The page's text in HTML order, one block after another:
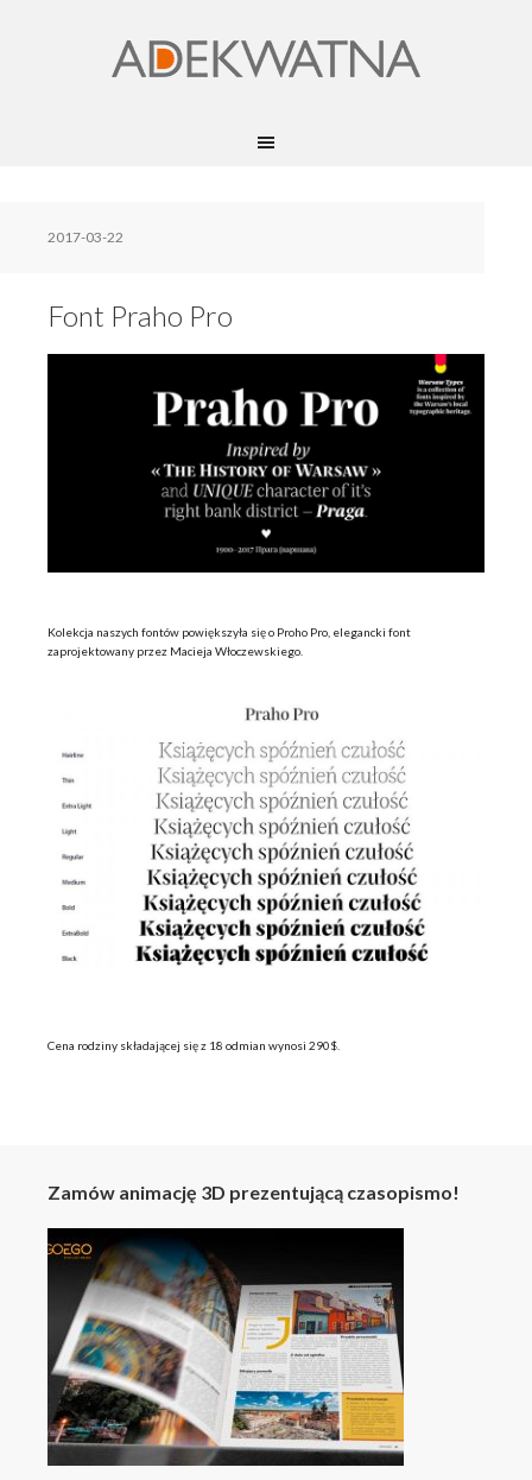
2017-03-22
Font Praho Pro
Kolekcja naszych fontów powiększyła się o Proho Pro, elegancki font
zaprojektowany przez Macieja Włoczewskiego.
Cena rodziny składającej się z 18 odmian wynosi 290$.
Zamów animację 3D prezentującą czasopismo!